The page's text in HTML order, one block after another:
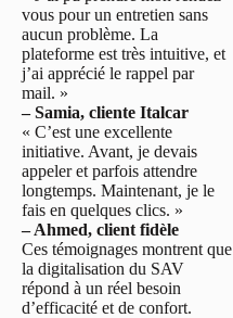
vous pour un entretien sans
aucun problème. La
plateforme est très intuitive, et
j’ai apprécié le rappel par
mail. »
– Samia, cliente Italcar
« C’est une excellente
initiative. Avant, je devais
appeler et parfois attendre
longtemps. Maintenant, je le
fais en quelques clics. »
– Ahmed, client fidèle
Ces témoignages montrent que
la digitalisation du SAV
répond à un réel besoin
d’efficacité et de confort.